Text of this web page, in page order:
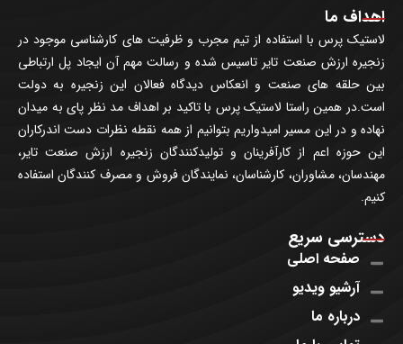
اهداف ما
لاستیک پرس با استفاده از تیم مجرب و ظرفیت های کارشناسی موجود در
زنجیره ارزش صنعت تایر تاسیس شده و رسالت مهم آن ایجاد پل ارتباطی
بین حلقه های صنعت و انعکاس دیدگاه فعالان این زنجیره به دولت
است.در همین راستا لاستیک پرس با تاکید بر اهداف مد نظر پای به میدان
نهاده و در این مسیر امیدواریم بتوانیم از همه نقطه نظرات دست اندرکاران
این حوزه اعم از کارآفرینان و تولیدکنندگان زنجیره ارزش صنعت تایر،
مهندسان، مشاوران، کارشناسان، نمایندگان فروش و مصرف کنندگان استفاده
کنیم.
دسترسی سریع
صفحه اصلی
آرشیو ویدیو
درباره ما